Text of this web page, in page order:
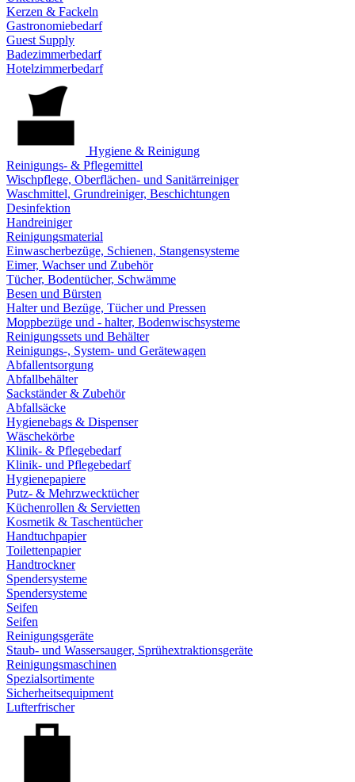
Kerzen & Fackeln
Gastronomiebedarf
Guest Supply
Badezimmerbedarf
Hotelzimmerbedarf
Hygiene & Reinigung
Reinigungs- & Pflegemittel
Wischpflege, Oberflächen- und Sanitärreiniger
Waschmittel, Grundreiniger, Beschichtungen
Desinfektion
Handreiniger
Reinigungsmaterial
Einwascherbezüge, Schienen, Stangensysteme
Eimer, Wachser und Zubehör
Tücher, Bodentücher, Schwämme
Besen und Bürsten
Halter und Bezüge, Tücher und Pressen
Moppbezüge und - halter, Bodenwischsysteme
Reinigungssets und Behälter
Reinigungs-, System- und Gerätewagen
Abfallentsorgung
Abfallbehälter
Sackständer & Zubehör
Abfallsäcke
Hygienebags & Dispenser
Wäschekörbe
Klinik- & Pflegebedarf
Klinik- und Pflegebedarf
Hygienepapiere
Putz- & Mehrzwecktücher
Küchenrollen & Servietten
Kosmetik & Taschentücher
Handtuchpapier
Toilettenpapier
Handtrockner
Spendersysteme
Spendersysteme
Seifen
Seifen
Reinigungsgeräte
Staub- und Wassersauger, Sprühextraktionsgeräte
Reinigungsmaschinen
Spezialsortimente
Sicherheitsequipment
Lufterfrischer